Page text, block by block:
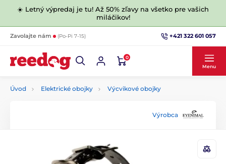
☀️ Letný výpredaj je tu! Až 50% zľavy na všetko pre vašich
miláčikov!
Zavolajte nám (Po-Pi 7-15) +421 322 601 057
0
Menu
Úvod Elektrické obojky Výcvikové obojky
Výrobca